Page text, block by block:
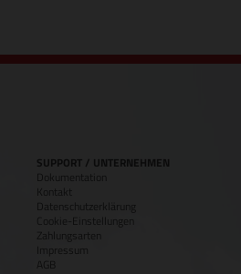
SUPPORT / UNTERNEHMEN
Dokumentation
Kontakt
Datenschutzerklärung
Cookie-Einstellungen
Zahlungsarten
Impressum
AGB